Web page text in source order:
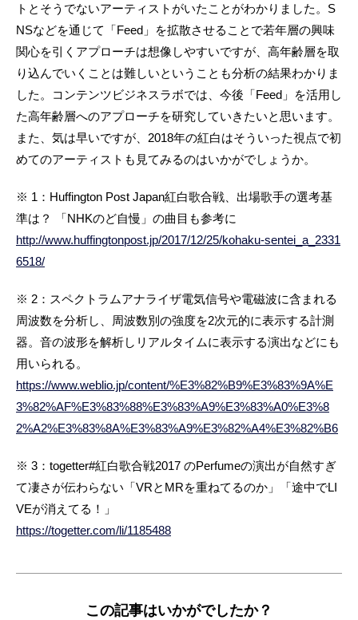
トとそうでないアーティストがいたことがわかりました。S
NSなどを通じて「Feed」を拡散させることで若年層の興味
関心を引くアプローチは想像しやすいですが、高年齢層を取
り込んでいくことは難しいということも分析の結果わかりま
した。コンテンツビジネスラボでは、今後「Feed」を活用し
た高年齢層へのアプローチを研究していきたいと思います。
また、気は早いですが、2018年の紅白はそういった視点で初
めてのアーティストも見てみるのはいかがでしょうか。
※ 1：Huffington Post Japan紅白歌合戦、出場歌手の選考基
準は？ 「NHKのど自慢」の曲目も参考に
http://www.huffingtonpost.jp/2017/12/25/kohaku-sentei_a_2331
6518/
※ 2：スペクトラムアナライザ電気信号や電磁波に含まれる
周波数を分析し、周波数別の強度を2次元的に表示する計測
器。音の波形を解析しリアルタイムに表示する演出などにも
用いられる。
https://www.weblio.jp/content/%E3%82%B9%E3%83%9A%E
3%82%AF%E3%83%88%E3%83%A9%E3%83%A0%E3%8
2%A2%E3%83%8A%E3%83%A9%E3%82%A4%E3%82%B6
※ 3：togetter#紅白歌合戦2017 のPerfumeの演出が自然すぎ
て凄さが伝わらない「VRとMRを重ねてるのか」「途中でLI
VEが消えてる！」
https://togetter.com/li/1185488
この記事はいかがでしたか？